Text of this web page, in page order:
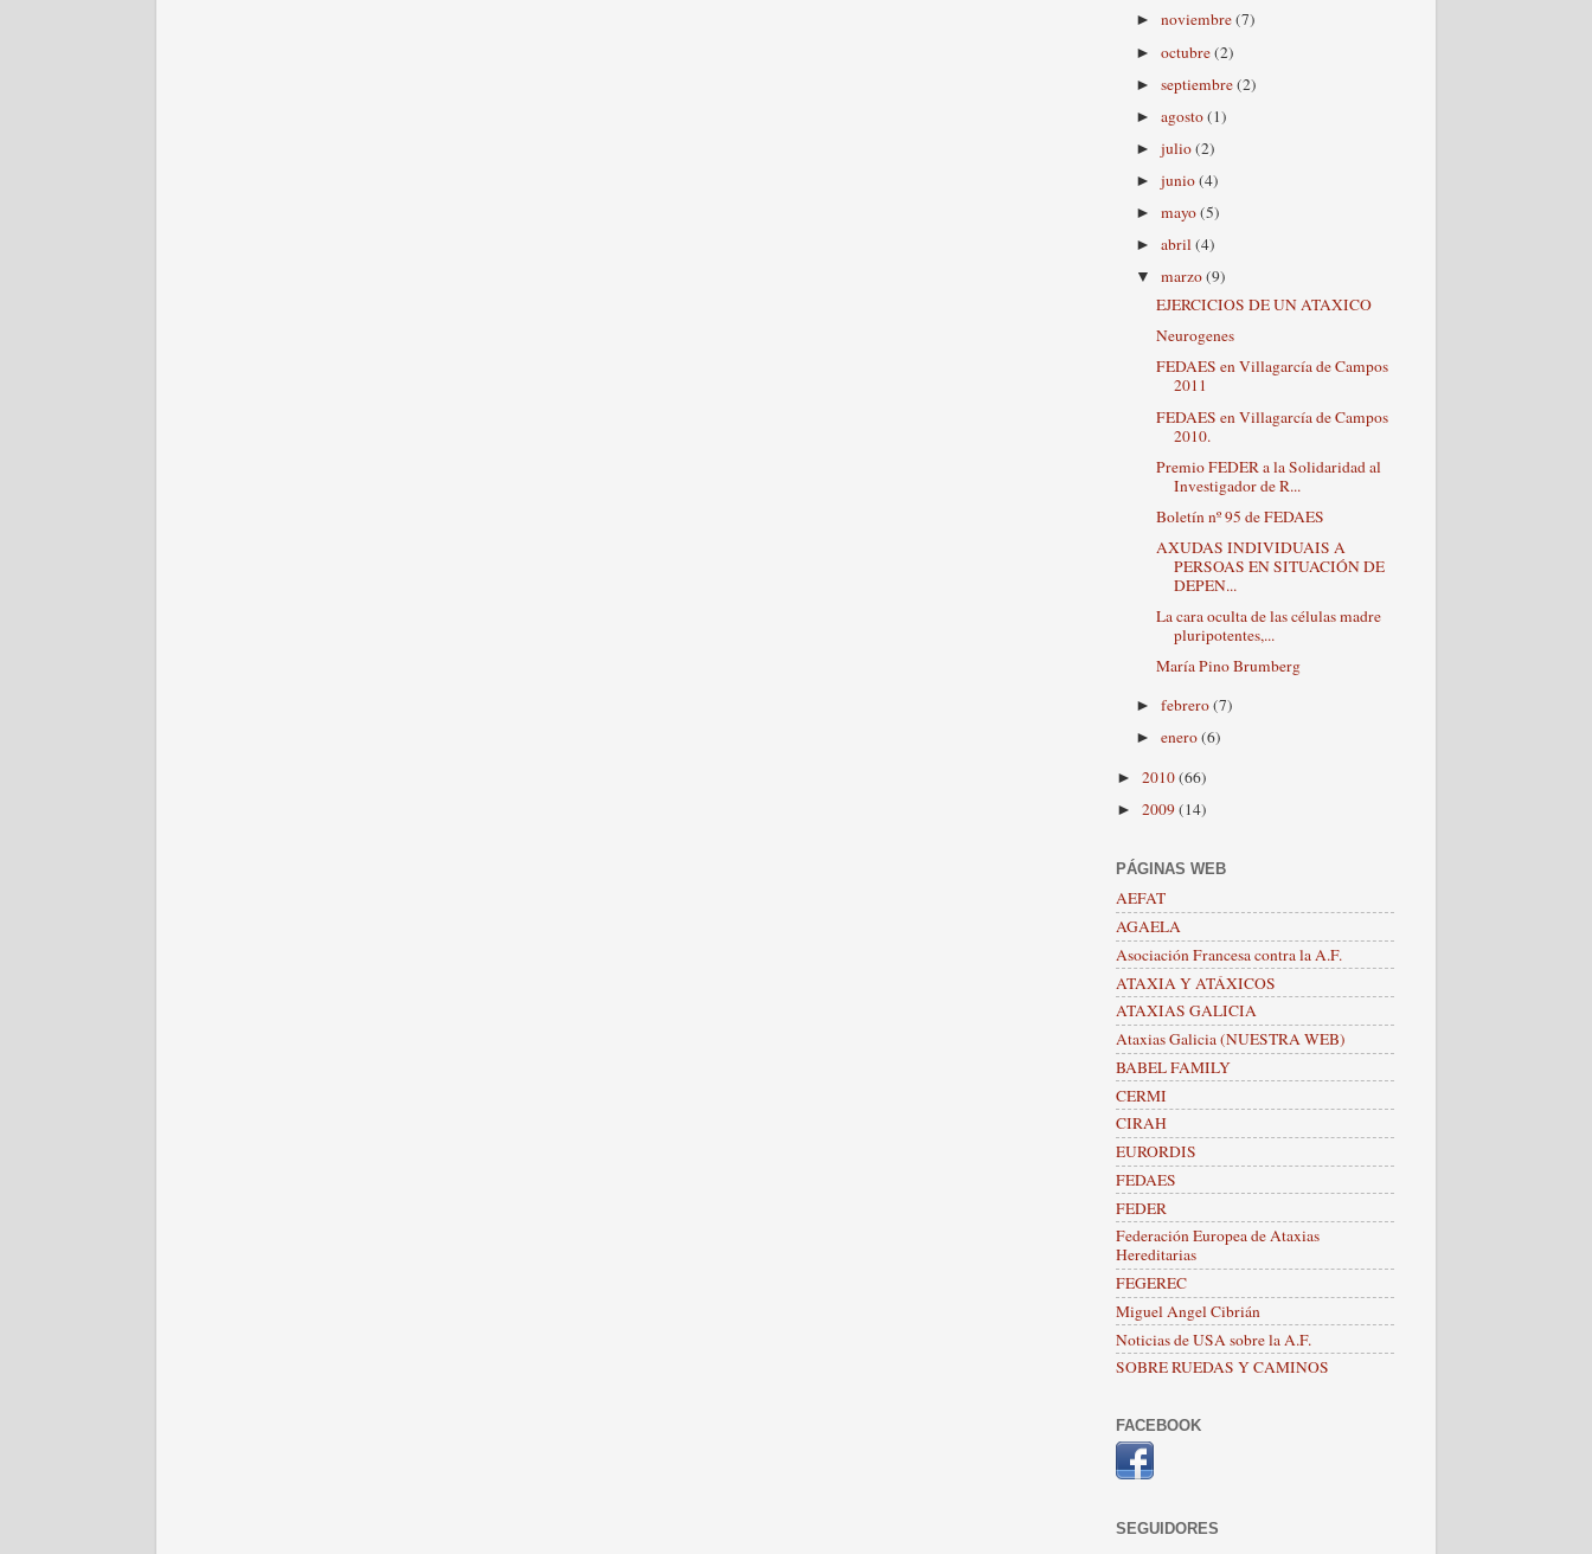
►noviembre(7)
►octubre(2)
►septiembre(2)
►agosto(1)
►julio(2)
►junio(4)
►mayo(5)
►abril(4)
▼marzo(9)
EJERCICIOS DE UN ATAXICO
Neurogenes
FEDAES en Villagarcía de Campos
2011
FEDAES en Villagarcía de Campos
2010.
Premio FEDER a la Solidaridad al
Investigador de R...
Boletín nº 95 de FEDAES
AXUDAS INDIVIDUAIS A
PERSOAS EN SITUACIÓN DE
DEPEN...
La cara oculta de las células madre
pluripotentes,...
María Pino Brumberg
►febrero(7)
►enero(6)
► 2010(66)
► 2009(14)
PÁGINAS WEB
AEFAT
AGAELA
Asociación Francesa contra la A.F.
ATAXIA Y ATÁXICOS
ATAXIAS GALICIA
Ataxias Galicia (NUESTRA WEB)
BABEL FAMILY
CERMI
CIRAH
EURORDIS
FEDAES
FEDER
Federación Europea de Ataxias
Hereditarias
FEGEREC
Miguel Angel Cibrián
Noticias de USA sobre la A.F.
SOBRE RUEDAS Y CAMINOS
FACEBOOK
SEGUIDORES